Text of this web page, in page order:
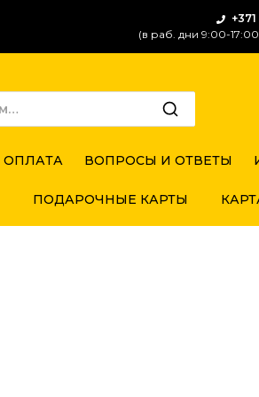
(в раб. дни 9:00-
ОПЛАТА ВОПРОСЫ И ОТВЕТЫ
ПОДАРОЧНЫЕ КАРТЫ